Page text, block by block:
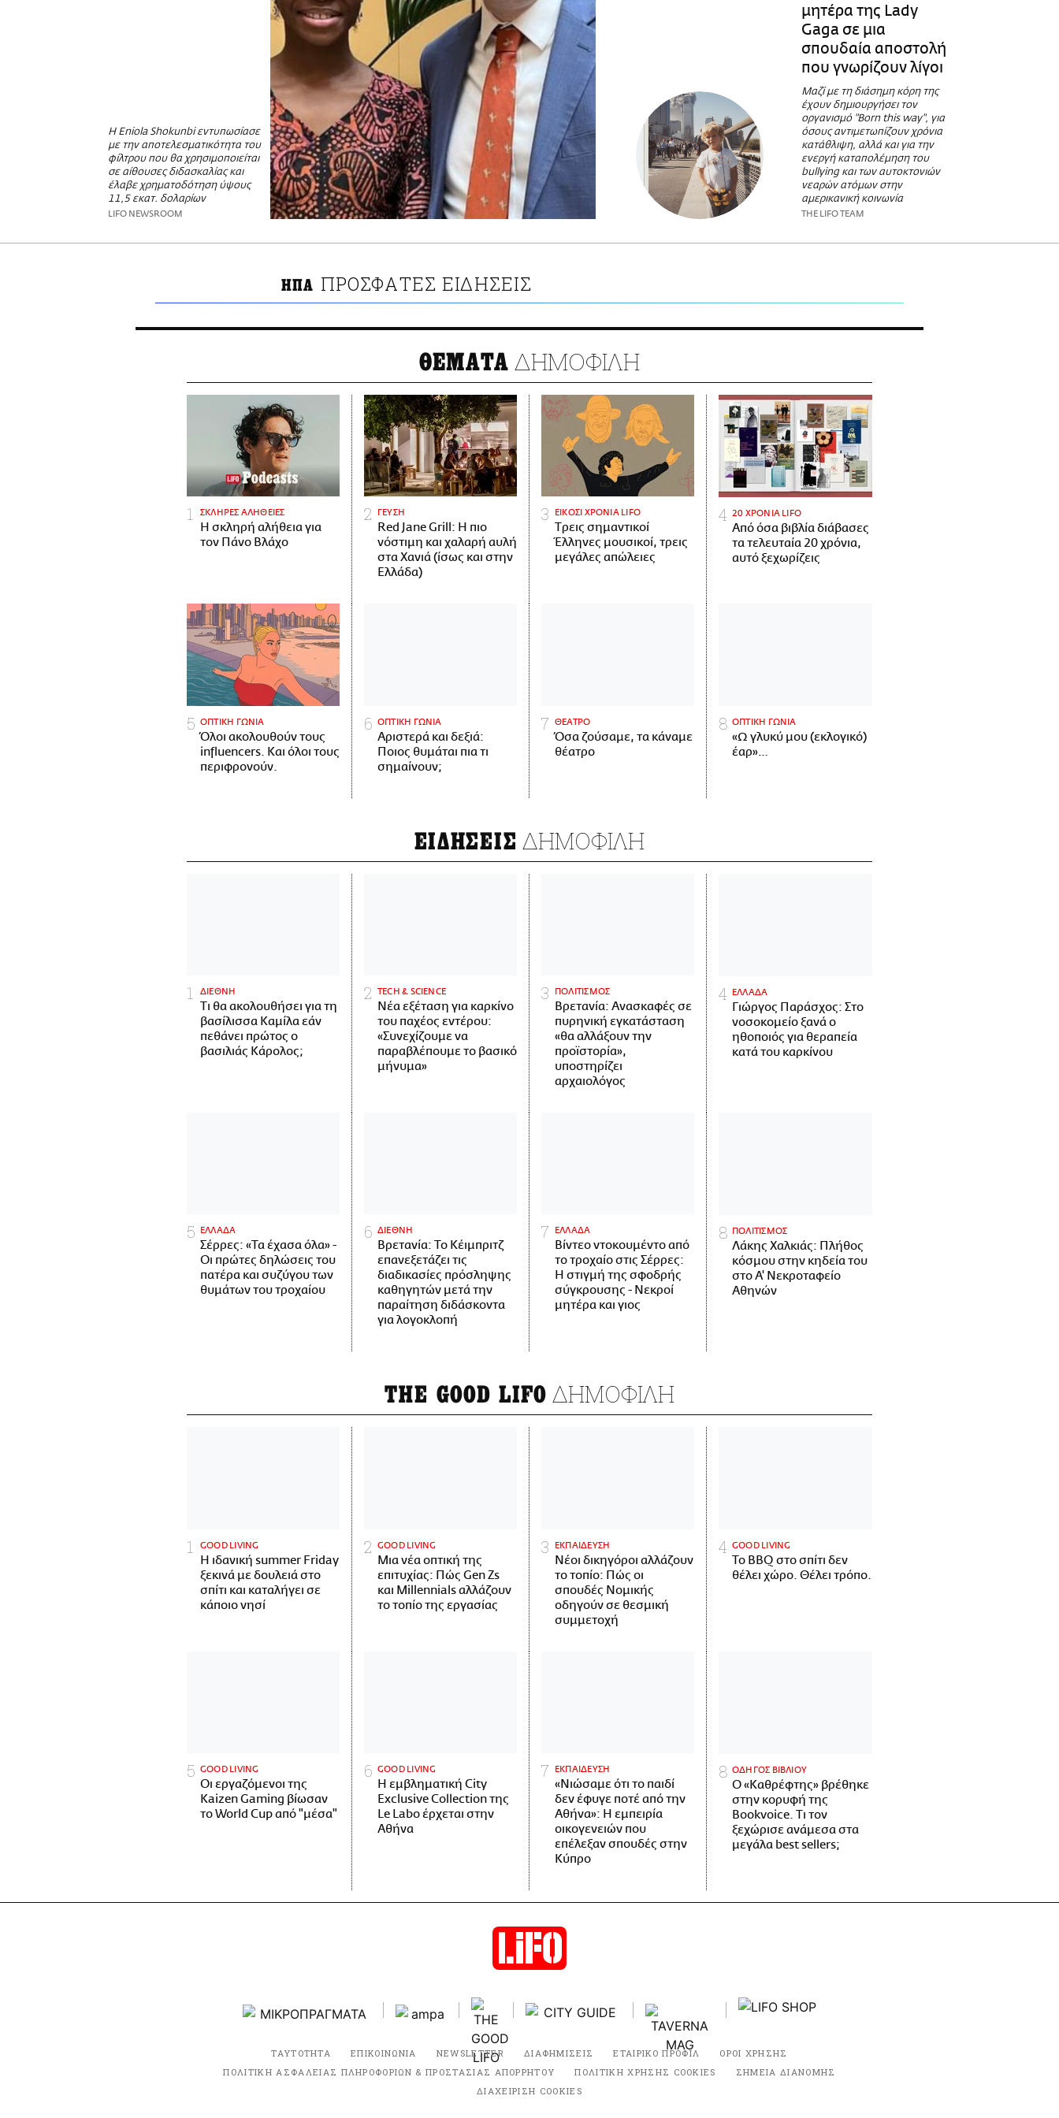
Η Eniola Shokunbi εντυπωσίασε
με την αποτελεσματικότητα του
φίλτρου που θα χρησιμοποιείται
σε αίθουσες διδασκαλίας και
έλαβε χρηματοδότηση ύψους
11,5 εκατ. δολαρίων
LIFO NEWSROOM
μητέρα της Lady
Gaga σε μια
σπουδαία αποστολή
που γνωρίζουν λίγοι
Μαζί με τη διάσημη κόρη της
έχουν δημιουργήσει τον
οργανισμό "Born this way", για
όσους αντιμετωπίζουν χρόνια
κατάθλιψη, αλλά και για την
ενεργή καταπολέμηση του
bullying και των αυτοκτονιών
νεαρών ατόμων στην
αμερικανική κοινωνία
THE LIFO TEAM
ΗΠΑ ΠΡΟΣΦΑΤΕΣ ΕΙΔΗΣΕΙΣ
ΘΕΜΑΤΑ ΔΗΜΟΦΙΛΗ
ΣΚΛΗΡΕΣ ΑΛΗΘΕΙΕΣ
H σκληρή αλήθεια για
τον Πάνο Βλάχο
ΓΕΥΣΗ
Red Jane Grill: Η πιο
νόστιμη και χαλαρή αυλή
στα Χανιά (ίσως και στην
Ελλάδα)
ΕΙΚΟΣΙ ΧΡΟΝΙΑ LIFO
Tρεις σημαντικοί
Έλληνες μουσικοί, τρεις
μεγάλες απώλειες
20 ΧΡΟΝΙΑ LIFO
Από όσα βιβλία διάβασες
τα τελευταία 20 χρόνια,
αυτό ξεχωρίζεις
ΟΠΤΙΚΗ ΓΩΝΙΑ
Όλοι ακολουθούν τους
influencers. Και όλοι τους
περιφρονούν.
ΟΠΤΙΚΗ ΓΩΝΙΑ
Αριστερά και δεξιά:
Ποιος θυμάται πια τι
σημαίνουν;
ΘΕΑΤΡΟ
Όσα ζούσαμε, τα κάναμε
θέατρο
ΟΠΤΙΚΗ ΓΩΝΙΑ
«Ω γλυκύ μου (εκλογικό)
έαρ»…
ΕΙΔΗΣΕΙΣ ΔΗΜΟΦΙΛΗ
ΔΙΕΘΝΗ
Τι θα ακολουθήσει για τη
βασίλισσα Καμίλα εάν
πεθάνει πρώτος ο
βασιλιάς Κάρολος;
ΤECH & SCIENCE
Νέα εξέταση για καρκίνο
του παχέος εντέρου:
«Συνεχίζουμε να
παραβλέπουμε το βασικό
μήνυμα»
ΠΟΛΙΤΙΣΜΟΣ
Βρετανία: Ανασκαφές σε
πυρηνική εγκατάσταση
«θα αλλάξουν την
προϊστορία»,
υποστηρίζει
αρχαιολόγος
ΕΛΛΑΔΑ
Γιώργος Παράσχος: Στο
νοσοκομείο ξανά ο
ηθοποιός για θεραπεία
κατά του καρκίνου
ΕΛΛΑΔΑ
Σέρρες: «Τα έχασα όλα» -
Οι πρώτες δηλώσεις του
πατέρα και συζύγου των
θυμάτων του τροχαίου
ΔΙΕΘΝΗ
Βρετανία: Το Κέιμπριτζ
επανεξετάζει τις
διαδικασίες πρόσληψης
καθηγητών μετά την
παραίτηση διδάσκοντα
για λογοκλοπή
ΕΛΛΑΔΑ
Βίντεο ντοκουμέντο από
το τροχαίο στις Σέρρες:
Η στιγμή της σφοδρής
σύγκρουσης - Νεκροί
μητέρα και γιος
ΠΟΛΙΤΙΣΜΟΣ
Λάκης Χαλκιάς: Πλήθος
κόσμου στην κηδεία του
στο Α' Νεκροταφείο
Αθηνών
THE GOOD LIFO ΔΗΜΟΦΙΛΗ
GOOD LIVING
Η ιδανική summer Friday
ξεκινά με δουλειά στο
σπίτι και καταλήγει σε
κάποιο νησί
GOOD LIVING
Μια νέα οπτική της
επιτυχίας: Πώς Gen Zs
και Millennials αλλάζουν
το τοπίο της εργασίας
ΕΚΠΑΙΔΕΥΣΗ
Νέοι δικηγόροι αλλάζουν
το τοπίο: Πώς οι
σπουδές Νομικής
οδηγούν σε θεσμική
συμμετοχή
GOOD LIVING
Το BBQ στο σπίτι δεν
θέλει χώρο. Θέλει τρόπο.
GOOD LIVING
Οι εργαζόμενοι της
Kaizen Gaming βίωσαν
το World Cup από "μέσα"
GOOD LIVING
Η εμβληματική City
Exclusive Collection της
Le Labo έρχεται στην
Αθήνα
ΕΚΠΑΙΔΕΥΣΗ
«Νιώσαμε ότι το παιδί
δεν έφυγε ποτέ από την
Αθήνα»: Η εμπειρία
οικογενειών που
επέλεξαν σπουδές στην
Κύπρο
ΟΔΗΓΟΣ ΒΙΒΛΙΟΥ
Ο «Καθρέφτης» βρέθηκε
στην κορυφή της
Bookvoice. Τι τον
ξεχώρισε ανάμεσα στα
μεγάλα best sellers;
ΤΑΥΤΟΤΗΤΑ ΕΠΙΚΟΙΝΩΝΙΑ NEWSLETTER ΔΙΑΦΗΜΙΣΕΙΣ ΕΤΑΙΡΙΚΟ ΠΡΟΦΙΛ
ΟΡΟΙ ΧΡΗΣΗΣ
ΠΟΛΙΤΙΚΗ ΑΣΦΑΛΕΙΑΣ ΠΛΗΡΟΦΟΡΙΩΝ & ΠΡΟΣΤΑΣΙΑΣ ΑΠΟΡΡΗΤΟΥ
ΠΟΛΙΤΙΚΗ ΧΡΗΣΗΣ COOKIES
ΣΗΜΕΙΑ ΔΙΑΝΟΜΗΣ
ΔΙΑΧΕΙΡΙΣΗ COOKIES